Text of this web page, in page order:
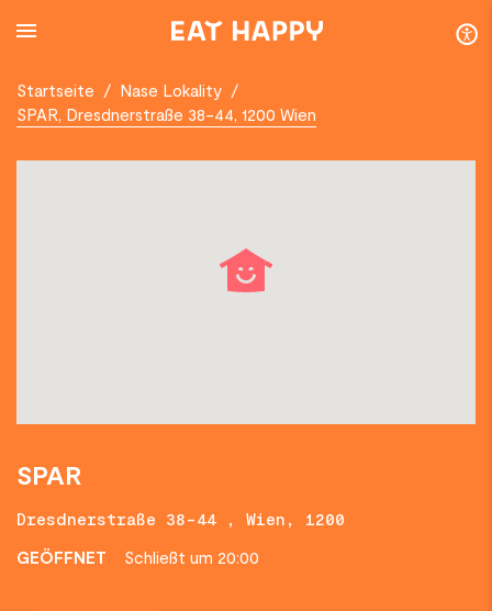
TO
Startseite / Nase Lokality /
SPAR, Dresdnerstraße 38-44, 1200 Wien
SPAR
Dresdnerstraße 38-44 , Wien, 1200
GEÖFFNET
Schließt um 20:00